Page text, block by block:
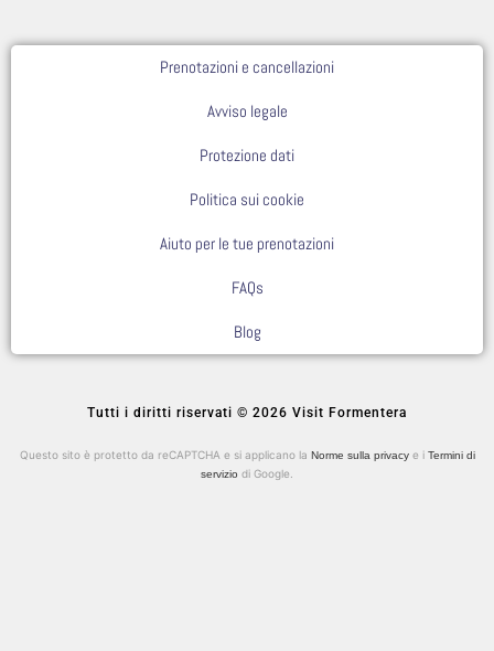
Prenotazioni e cancellazioni
Avviso legale
Protezione dati
Politica sui cookie
Aiuto per le tue prenotazioni
FAQs
Blog
Tutti i diritti riservati © 2026 Visit Formentera
Questo sito è protetto da reCAPTCHA e si applicano la Norme sulla privacye i Termini di
servizio di Google.